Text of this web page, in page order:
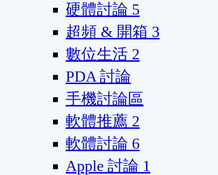
硬體討論 5
超頻 & 開箱 3
數位生活 2
PDA 討論
手機討論區
軟體推薦 2
軟體討論 6
Apple 討論 1